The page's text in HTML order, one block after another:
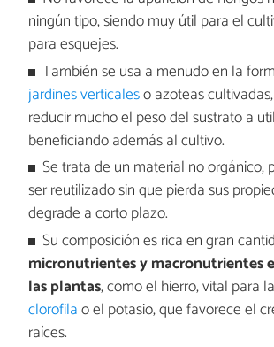
ningún tipo, siendo muy útil para el
para esquejes.
También se usa a menudo en la
jardines verticaleso azoteas
reducir mucho el peso del sustrato a
beneficiando además al cultivo.
Se trata de un material no orgánico,
ser reutilizado sin que pierda sus
degrade a corto plazo.
Su composición es rica en gran
micronutrientes y macronutrientes
las plantas, como el hierro, vital para
clorofilao el potasio, que favorece el
raíces.